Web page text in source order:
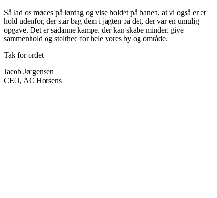
Så lad os mødes på lørdag og vise holdet på banen, at vi også er et
hold udenfor, der står bag dem i jagten på det, der var en umulig
opgave. Det er sådanne kampe, der kan skabe minder, give
sammenhold og stolthed for hele vores by og område.
Tak for ordet
Jacob Jørgensen
CEO, AC Horsens